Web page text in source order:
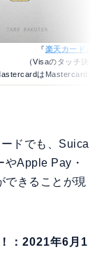
『楽天カード
（Visaのタッチ決済）
はMastercardコン
ドでも、Suica
Apple Pay・
できることが現
：2021年6月1